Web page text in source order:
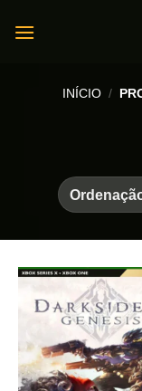
INÍCIO /